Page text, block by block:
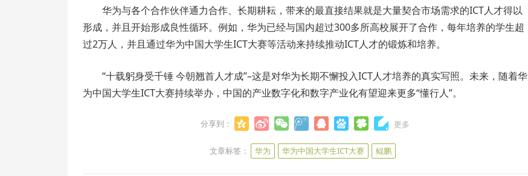
华为与各个合作伙伴通力合作、长期耕耘，带来的最直接结果就是大量契合市场需求的ICT人才得以
形成，并且开始形成良性循环。例如，华为已经与国内超过300多所高校展开了合作，每年培养的学生超
过2万人，并且通过华为中国大学生ICT大赛等活动来持续推动ICT人才的锻炼和培养。
“十载躬身受千锤 今朝翘首人才成”–这是对华为长期不懈投入ICT人才培养的真实写照。未来，随着华
为中国大学生ICT大赛持续举办，中国的产业数字化和数字产业化有望迎来更多“懂行人”。
分享到： 更多
文章标签： 华为 华为中国大学生ICT大赛 鲲鹏